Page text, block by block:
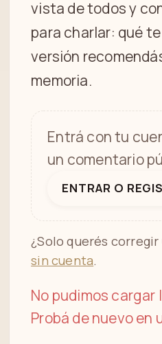
vista de todos y
para charlar: qué
versión
memoria.
Entrá con tu
un comentario
ENTRAR O
¿Solo querés corregir
sin cuenta.
No pudimos
Probá de nuevo en